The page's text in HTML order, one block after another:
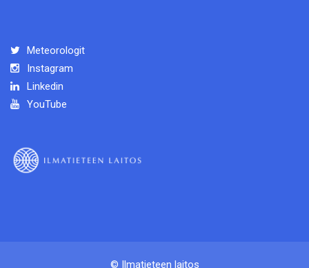
Meteorologit
Instagram
Linkedin
YouTube
© Ilmatieteen laitos